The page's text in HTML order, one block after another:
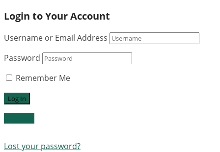
Login to Your Account
Username or Email Address
Password
Remember Me
Lost your password?